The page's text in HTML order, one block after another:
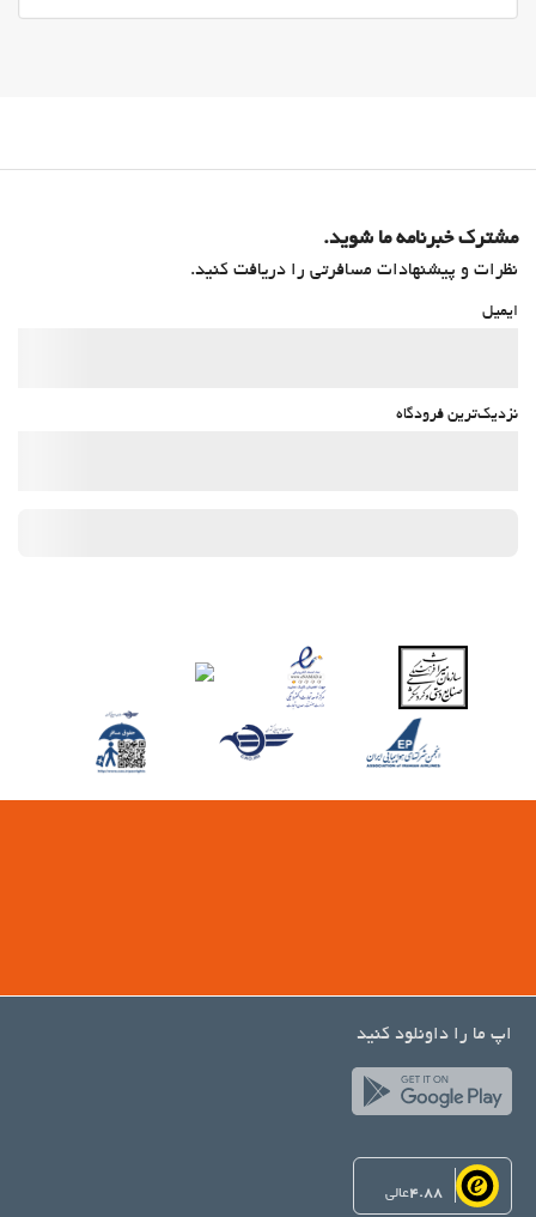
مشترک خبرنامه ما شوید.
نظرات و پیشنهادات مسافرتی را دریافت کنید.
ایمیل
نزدیک‌ترین فرودگاه
اپ ما را داونلود کنید
4.88عالی